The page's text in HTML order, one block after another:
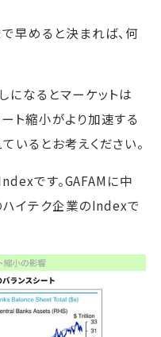
早めると決まれば、何
になるとマーケットは
ト縮小がより加速する
いるとお考えください。
です。GAFAMに中
イテク企業のIndexで